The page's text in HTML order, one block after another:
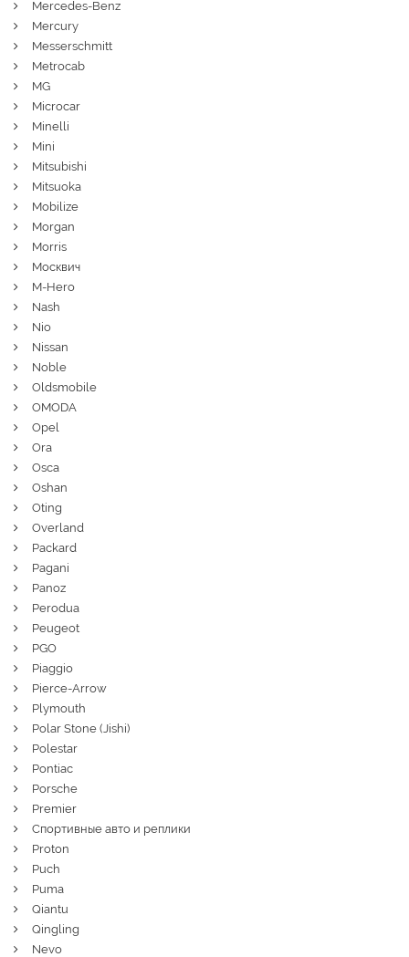
Mercedes-Benz
Mercury
Messerschmitt
Metrocab
MG
Microcar
Minelli
Mini
Mitsubishi
Mitsuoka
Mobilize
Morgan
Morris
Москвич
M-Hero
Nash
Nio
Nissan
Noble
Oldsmobile
OMODA
Opel
Ora
Osca
Oshan
Oting
Overland
Packard
Pagani
Panoz
Perodua
Peugeot
PGO
Piaggio
Pierce-Arrow
Plymouth
Polar Stone (Jishi)
Polestar
Pontiac
Porsche
Premier
Спортивные авто и реплики
Proton
Puch
Puma
Qiantu
Qingling
Nevo